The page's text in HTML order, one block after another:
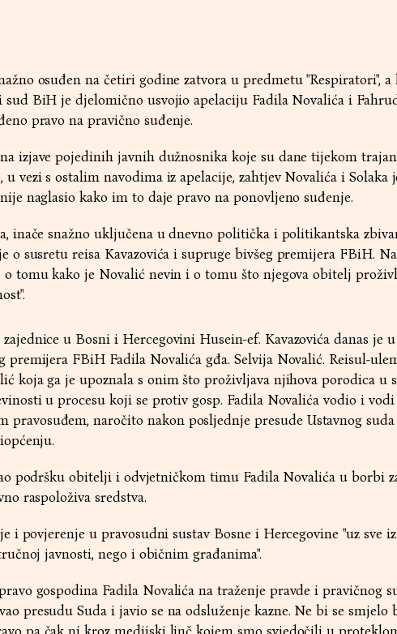
osuđen na četiri godine zatvora u predmetu "Respiratori", a
sud BiH je djelomično usvojio apelaciju Fadila Novalića i
pravo na pravično suđenje.
izjave pojedinih javnih dužnosnika koje su dane tijekom
vezi s ostalim navodima iz apelacije, zahtjev Novalića i Solaka
naglasio kako im to daje pravo na ponovljeno suđenje.
inače snažno uključena u dnevno politička i politikantska
o susretu reisa Kavazovića i supruge bivšeg premijera FBiH. Na
o tomu kako je Novalić nevin i o tomu što njegova obitelj
u Bosni i Hercegovini Husein-ef. Kavazovića danas je u
premijera FBiH Fadila Novalića gđa. Selvija Novalić. Reisul-
koja ga je upoznala s onim što proživljava njihova porodica u
u procesu koji se protiv gosp. Fadila Novalića vodio i
pravosuđem, naročito nakon posljednje presude Ustavnog
podršku obitelji i odvjetničkom timu Fadila Novalića u borbi
raspoloživa sredstva.
i povjerenje u pravosudni sustav Bosne i Hercegovine "uz sve
javnosti, nego i običnim građanima".
gospodina Fadila Novalića na traženje pravde i pravičnog
presudu Suda i javio se na odsluženje kazne. Ne bi se smjelo